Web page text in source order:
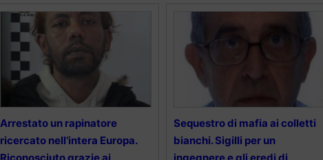
Arrestato un rapinatore
ricercato nell’intera Europa.
Riconosciuto grazie ai
Sequestro di mafia ai colletti
bianchi. Sigilli per un
ingegnere e gli eredi di